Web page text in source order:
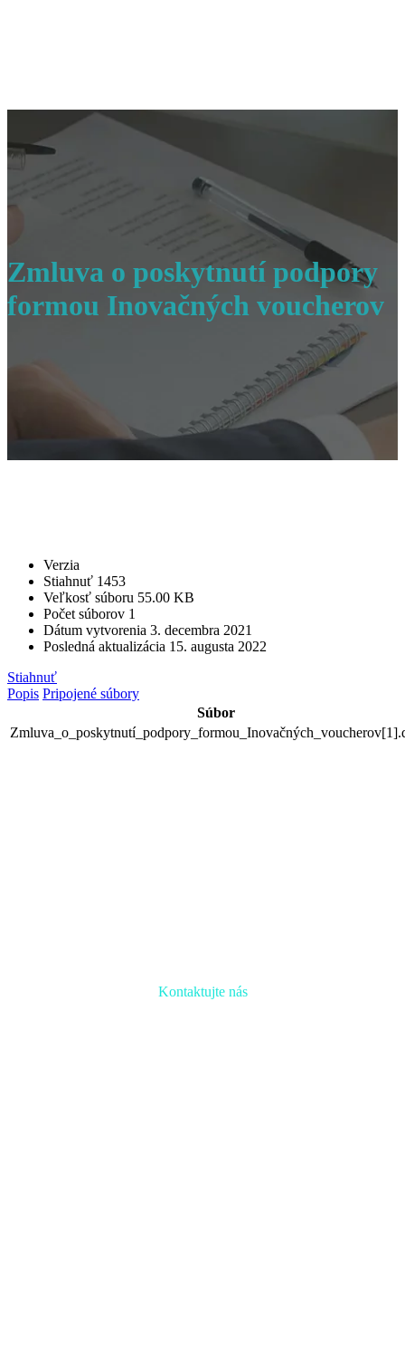
Zmluva o poskytnutí podpory
formou Inovačných voucherov
Verzia
Stiahnuť 1453
Veľkosť súboru 55.00 KB
Počet súborov 1
Dátum vytvorenia 3. decembra 2021
Posledná aktualizácia 15. augusta 2022
Stiahnuť
Popis Pripojené súbory
Súbor
Kontaktujte nás